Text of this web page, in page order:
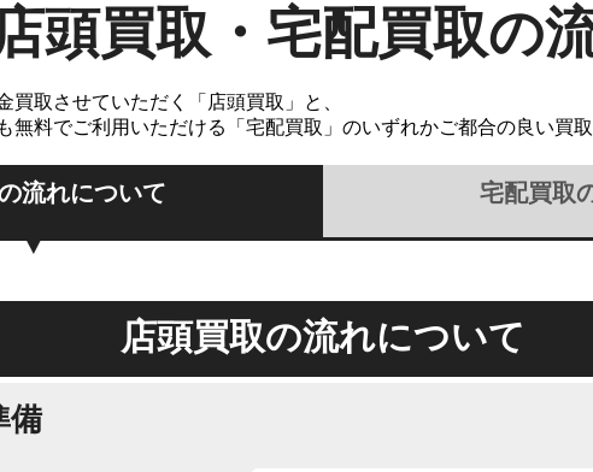
頭買取・宅配買取の
買取させていただく「店頭買取」と、
無料でご利用いただける「宅配買取」のいずれかご都合の良い買
流れについて 宅配買取
店頭買取の流れについて
備